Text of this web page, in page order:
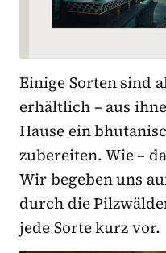
Einige Sorten sind
erhältlich – aus
Hause ein
zubereiten. Wie –
Wir begeben uns
durch die
jede Sorte kurz vor.